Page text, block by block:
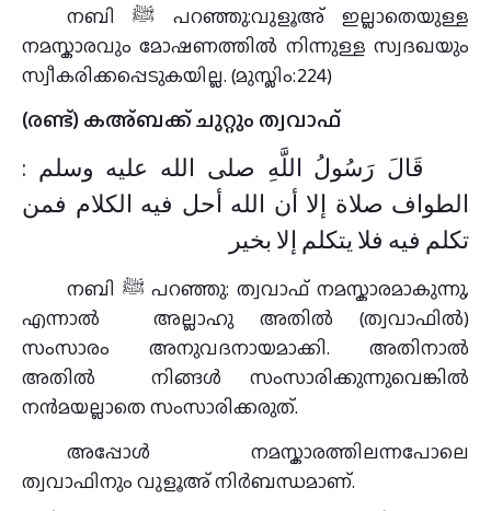
നബി ﷺ പറഞ്ഞു:വുളൂഅ് ഇല്ലാതെയുള്ള
നമസ്കാരവും മോഷണത്തിൽ നിന്നുള്ള സ്വദഖയും
സ്വീകരിക്കപ്പെടുകയില്ല. (മുസ്ലിം:224)
(രണ്ട്) കഅ്ബക്ക് ചുറ്റും ത്വവാഫ്
قَالَ رَسُولُ اللَّهِ صلى الله عليه وسلم :
الطواف صلاة إلا أن الله أحل فيه الكلام فمن
تكلم فيه فلا يتكلم إلا بخير
നബി ﷺ പറഞ്ഞു: ത്വവാഫ് നമസ്കാരമാകുന്നു,
എന്നാൽ അല്ലാഹു അതിൽ (ത്വവാഫിൽ)
സംസാരം അനുവദനായമാക്കി. അതിനാൽ
അതിൽ നിങ്ങൾ സംസാരിക്കുന്നുവെങ്കിൽ
നൻമയല്ലാതെ സംസാരിക്കരുത്.
അപ്പോൾ നമസ്കാരത്തിലന്നപോലെ
ത്വവാഫിനും വുളൂഅ് നിർബന്ധമാണ്.